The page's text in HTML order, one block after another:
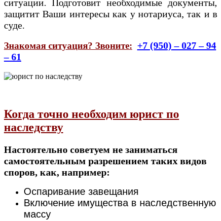
ситуации. Подготовит необходимые документы,
защитит Ваши интересы как у нотариуса, так и в
суде.
Знакомая ситуация? Звоните: +7 (950) – 027 – 94
– 61
Когда точно необходим юрист по
наследству
Настоятельно советуем не заниматься
самостоятельным разрешением таких видов
споров, как, например:
Оспаривание завещания
Включение имущества в наследственную
массу